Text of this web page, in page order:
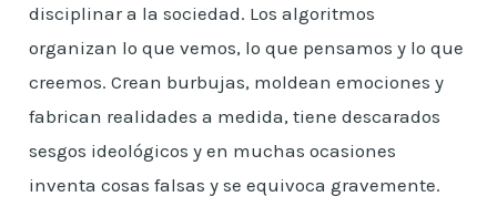
disciplinar a la sociedad. Los algoritmos
organizan lo que vemos, lo que pensamos y lo que
creemos. Crean burbujas, moldean emociones y
fabrican realidades a medida, tiene descarados
sesgos ideológicos y en muchas ocasiones
inventa cosas falsas y se equivoca gravemente.